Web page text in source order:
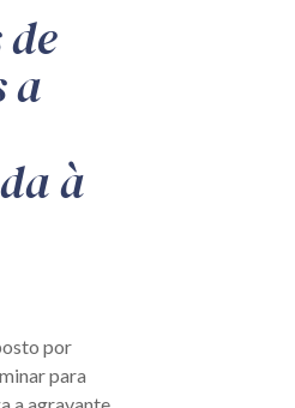
a
à
por
para